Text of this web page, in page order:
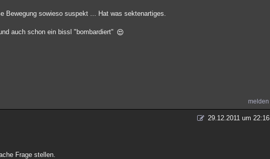
sowieso suspekt ... Hat was sektenartiges.
auch schon ein bissl "bombardiert"
melden
29.12.2011 um 22:16
Frage stellen.